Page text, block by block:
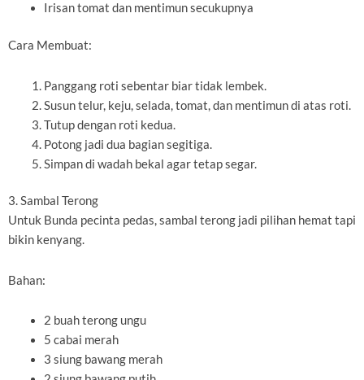
Irisan tomat dan mentimun secukupnya
Cara Membuat:
Panggang roti sebentar biar tidak lembek.
Susun telur, keju, selada, tomat, dan mentimun di atas roti.
Tutup dengan roti kedua.
Potong jadi dua bagian segitiga.
Simpan di wadah bekal agar tetap segar.
3. Sambal Terong
Untuk Bunda pecinta pedas, sambal terong jadi pilihan hemat tapi
bikin kenyang.
Bahan:
2 buah terong ungu
5 cabai merah
3 siung bawang merah